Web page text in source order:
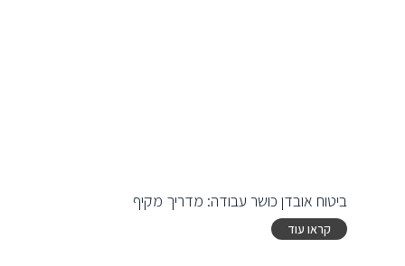
ביטוח אובדן כושר עבודה: מדריך מקיף
קראו עוד